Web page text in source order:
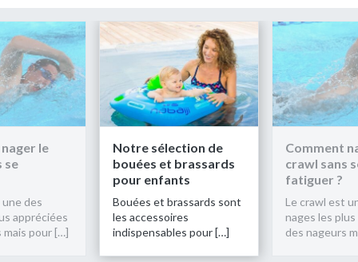
le
pour […]
Notre sélection de
bouées et brassards
pour enfants
Bouées et brassards sont
les accessoires
indispensables pour […]
Comment nager
crawl sans se
fatiguer ?
Le crawl est une
nages les plus
des nageurs mais